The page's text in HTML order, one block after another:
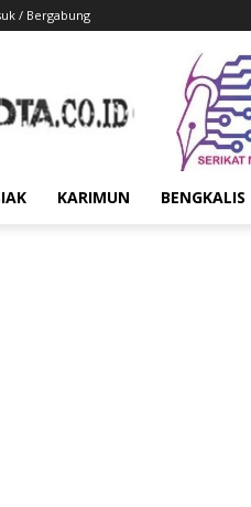
/ Bergabung
KARIMUN BENGKALIS